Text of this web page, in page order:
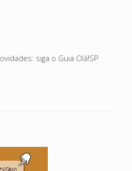
siga o Guia Olá!SP